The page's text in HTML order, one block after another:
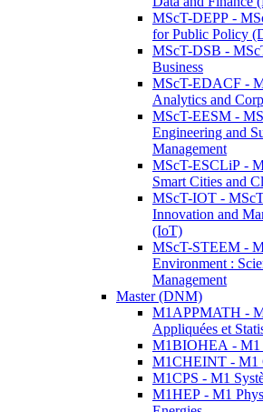
MScT-DEPP -
for Public Policy
MScT-DSB -
Business
MScT-EDACF -
Analytics and
MScT-EESM -
Engineering and
Management
MScT-ESCLiP -
Smart Cities and
MScT-IOT -
Innovation and
(IoT)
MScT-STEEM -
Environment :
Management
Master (DNM)
M1APPMATH -
Appliquées et
M1BIOHEA - M1
M1CHEINT - M1
M1CPS - M1
M1HEP - M1